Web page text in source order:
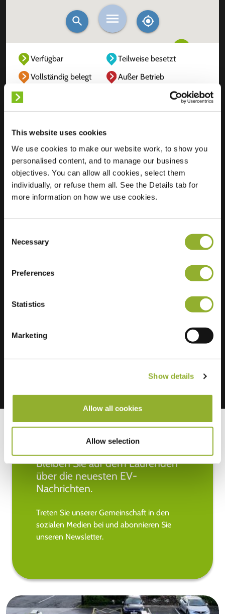
This website uses cookies
We use cookies to make our website work, to show you
personalised content, and to manage our business
objectives. You can allow all cookies, select them
individually, or refuse them all. See the Details tab for
more information on how we use cookies.
Selection
Necessary
Preferences
Statistics
Marketing
Show details
Allow all cookies
Allow selection
Verfügbar
Teilweise besetzt
Vollständig belegt
Außer Betrieb
Standort
Hofsingel 74
6834 GM Arnheim
Niederlande
Bleiben Sie auf dem Laufenden
über die neuesten EV-
Nachrichten.
Treten Sie unserer Gemeinschaft in den
sozialen Medien bei und abonnieren Sie
unseren Newsletter.